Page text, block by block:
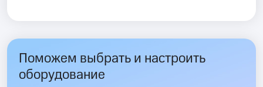
Поможем выбрать и настроить
оборудование